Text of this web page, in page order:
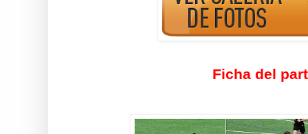
Ficha del